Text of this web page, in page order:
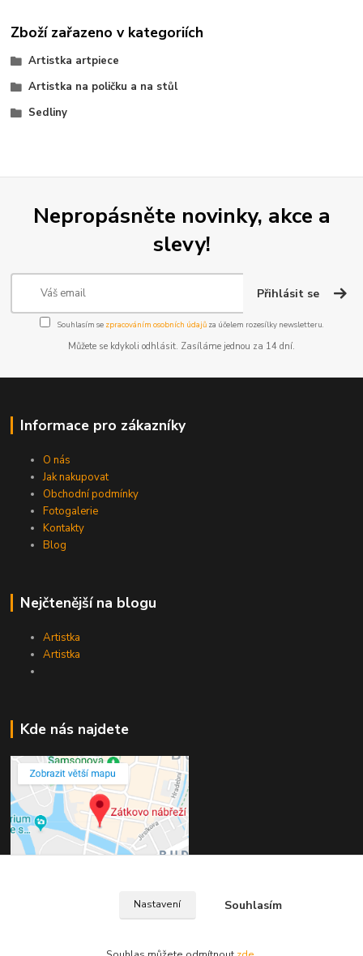
Zboží zařazeno v kategoriích
Artistka artpiece
Artistka na poličku a na stůl
Sedliny
Nepropásněte novinky, akce a
slevy!
Přihlásit se
Souhlasím se zpracováním osobních údajůza účelem rozesílky newsletteru.
Můžete se kdykoli odhlásit. Zasíláme jednou za 14 dní.
Informace pro zákazníky
O nás
Jak nakupovat
Obchodní podmínky
Fotogalerie
Kontakty
Blog
Nejčtenější na blogu
Artistka
Artistka
Kde nás najdete
Nastavení Souhlasím